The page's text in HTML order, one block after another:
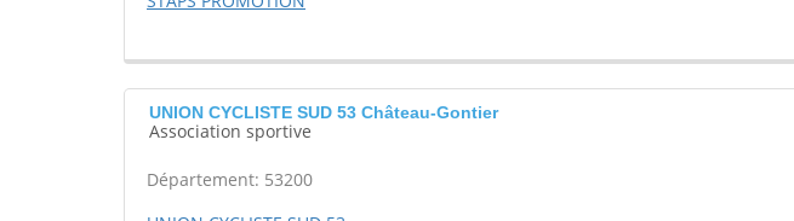
UNION CYCLISTE SUD 53 Château-Gontier
Association sportive
Département: 53200